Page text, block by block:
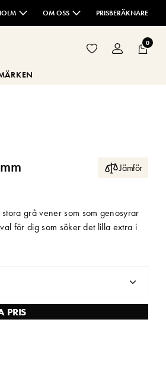
OM OSS PRISBERÄKNARE
0
Jämför
grå vener som som genosyrar
för dig som söker det lilla extra i
PRIS